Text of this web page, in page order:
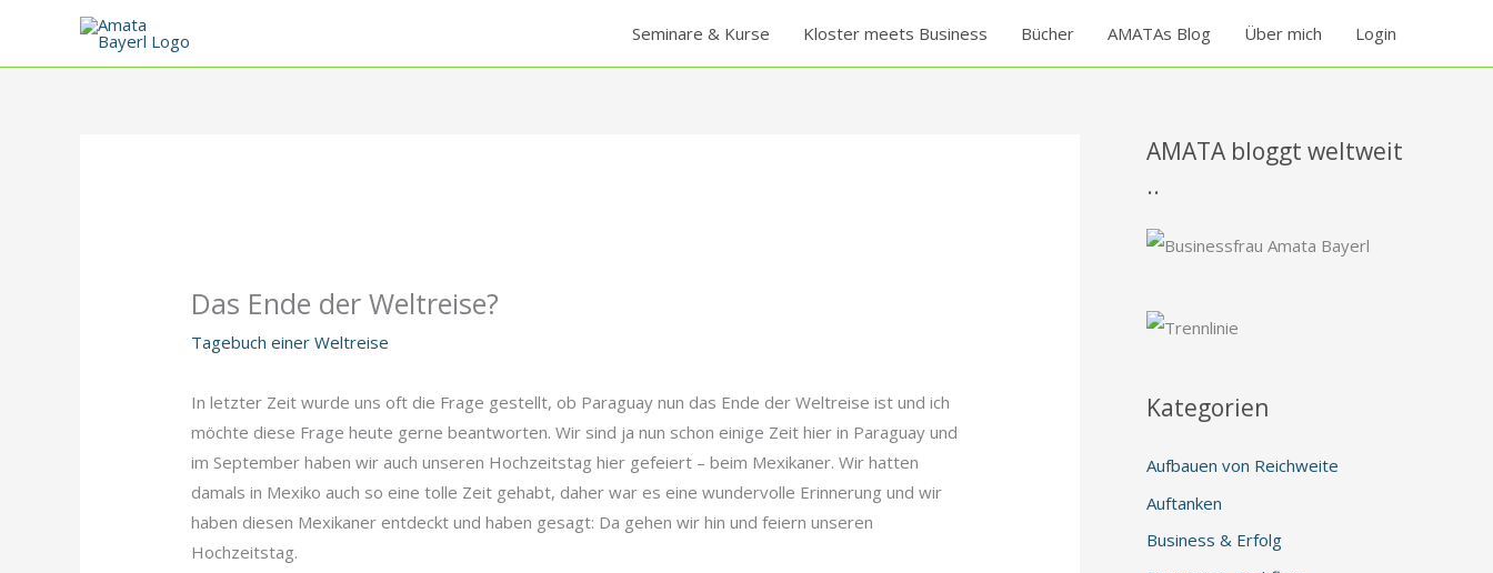
springen
Seminare & Kurse Kloster meets Business Bücher AMATAs Blog Über mich Login
Das Ende der Weltreise?
Tagebuch einer Weltreise
In letzter Zeit wurde uns oft die Frage gestellt, ob Paraguay nun das Ende der Weltreise ist und ich
möchte diese Frage heute gerne beantworten. Wir sind ja nun schon einige Zeit hier in Paraguay und
im September haben wir auch unseren Hochzeitstag hier gefeiert – beim Mexikaner. Wir hatten
damals in Mexiko auch so eine tolle Zeit gehabt, daher war es eine wundervolle Erinnerung und wir
haben diesen Mexikaner entdeckt und haben gesagt: Da gehen wir hin und feiern unseren
Hochzeitstag.
AMATA bloggt weltweit
..
Kategorien
Aufbauen von Reichweite
Auftanken
Business & Erfolg